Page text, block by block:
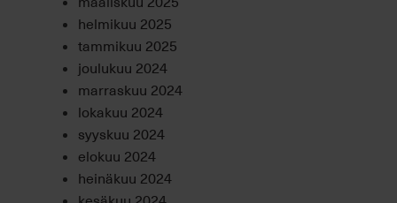
helmikuu 2025
tammikuu 2025
joulukuu 2024
marraskuu 2024
lokakuu 2024
syyskuu 2024
elokuu 2024
heinäkuu 2024